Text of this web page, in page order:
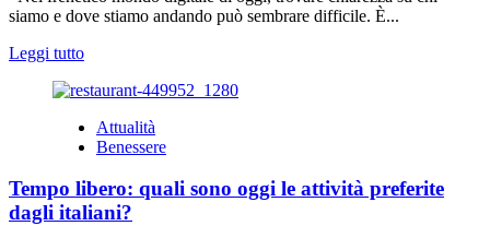
vantaggi
siamo e dove stiamo andando può sembrare difficile. È...
Leggi tuttoLeggi
più
Scopri
te
con
AstroGenius:
Attualità
Benessere
Tempo libero: quali sono oggi le attività preferite
dagli italiani?